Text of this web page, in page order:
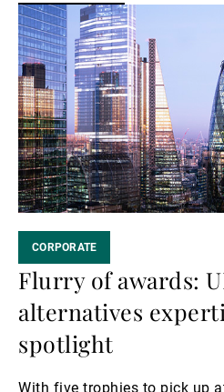
utiles un jour dans un autre
activités.
Lire
la
suite
CORPORATE
Flurry of awards:
alternatives
spotlight
With five trophies to pick up